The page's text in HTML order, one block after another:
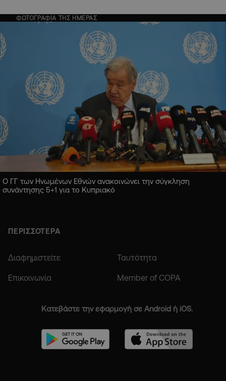
ΦΩΤΟΓΡΑΦΙΑ ΤΗΣ ΗΜΕΡΑΣ
Ο ΓΓ των Ηνωμένων Εθνών ανακοινώνει την σύγκληση
συνάντησης 5+1 για το Κυπριακό
ΠΕΡΙΣΣΟΤΕΡΑ
Διαφημιστείτε Ταυτότητα
Επικοινωνία Member of COPA
Κατεβάστε την εφαρμογή σε Android ή iOS.